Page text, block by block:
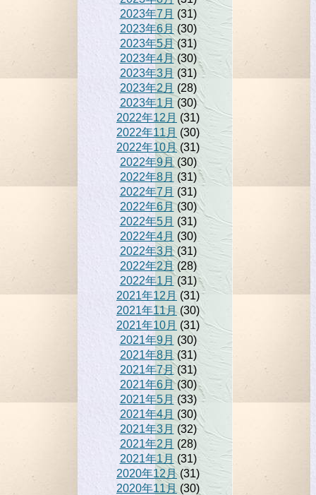
2023年7月 (31)
2023年6月 (30)
2023年5月(31)
2023年4月(30)
2023年3月 (31)
2023年2月 (28)
2023年1月 (30)
2022年12月 (31)
2022年11月 (30)
2022年10月(31)
2022年9月(30)
2022年8月 (31)
2022年7月 (31)
2022年6月(30)
2022年5月 (31)
2022年4月 (30)
2022年3月(31)
2022年2月(28)
2022年1月 (31)
2021年12月 (31)
2021年11月 (30)
2021年10月 (31)
2021年9月 (30)
2021年8月(31)
2021年7月(31)
2021年6月(30)
2021年5月(33)
2021年4月 (30)
2021年3月 (32)
2021年2月 (28)
2021年1月 (31)
2020年12月(31)
2020年11月 (30)